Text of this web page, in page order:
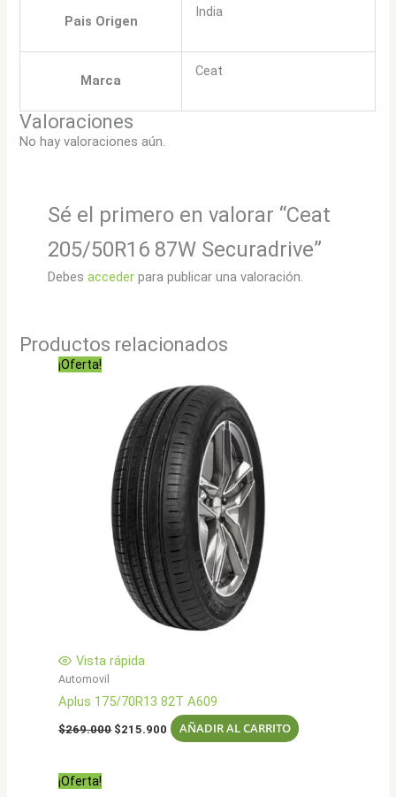
Pais Origen
India
Marca
Ceat
Valoraciones
No hay valoraciones aún.
Sé el primero en valorar “Ceat
205/50R16 87W Securadrive”
Debes accederpara publicar una valoración.
Productos relacionados
¡Oferta!
Vista rápida
Automovil
Aplus 175/70R13 82T A609
$269.000 El
$215.900 El
precio
AÑADIR AL CARRITO
¡Oferta!